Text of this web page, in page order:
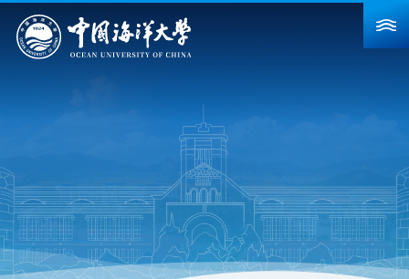
重点建设
教育教学